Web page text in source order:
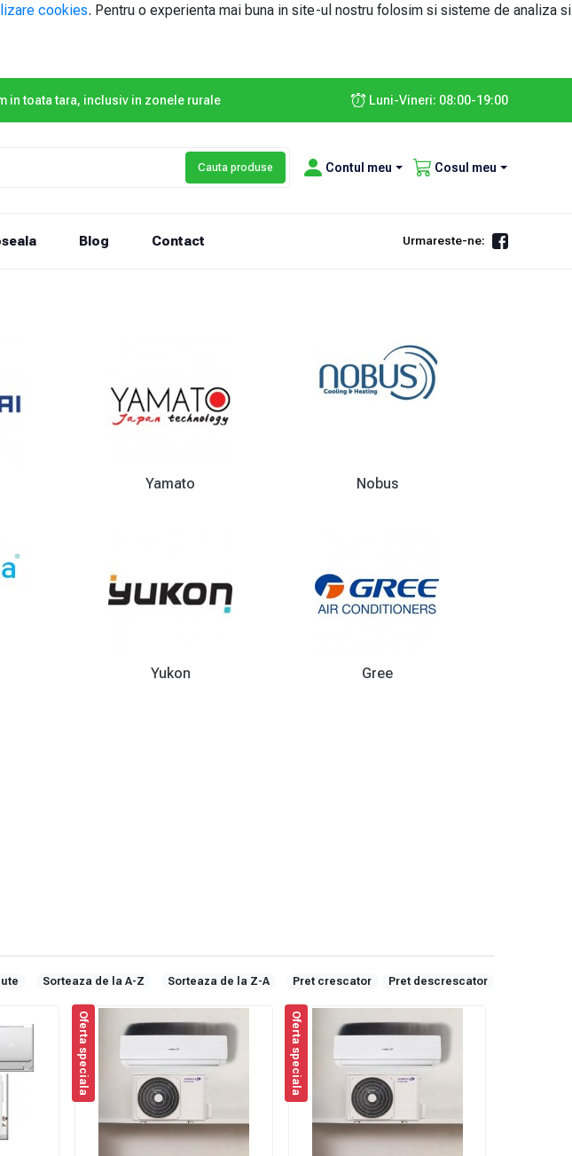
cookies. Pentru o experienta mai buna in site-ul nostru folosim si sisteme de analiza si
in toata tara, inclusiv in zonele rurale Luni-Vineri: 08:00-19:00
Cauta produse Contul meu Cosul meu
Blog Contact Urmareste-ne:
Yamato Nobus
Yukon Gree
Sorteaza de la A-Z Sorteaza de la Z-A Pret crescator Pret descrescator
Oferta speciala Oferta speciala